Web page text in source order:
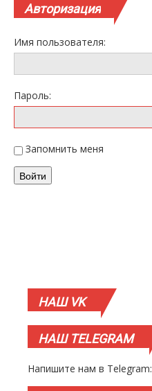
Авторизация
Имя пользователя:
Пароль:
Запомнить меня
Войти
НАШVK
НАШTELEGRAM
Напишите нам в Telegram: